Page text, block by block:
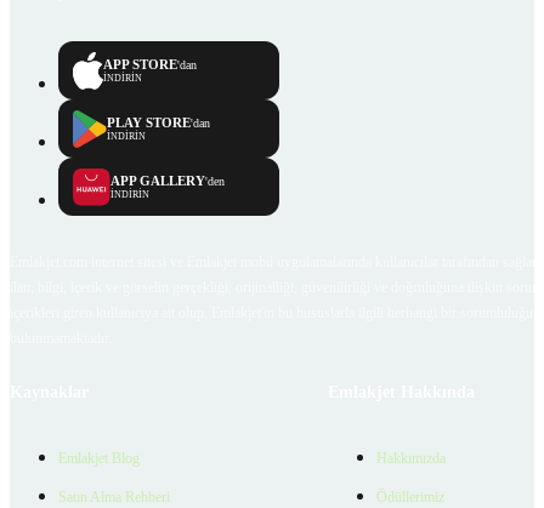
APP STORE'dan
İNDİRİN
PLAY STORE'dan
İNDİRİN
APP GALLERY'den
İNDİRİN
Emlakjet Blog
Satın Alma Rehberi
Hakkımızda
Ödüllerimiz